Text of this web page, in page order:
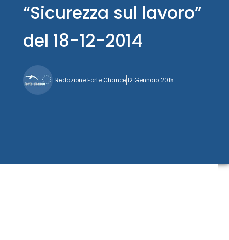
“Sicurezza sul lavoro”
del 18-12-2014
Redazione Forte Chance12 Gennaio 2015